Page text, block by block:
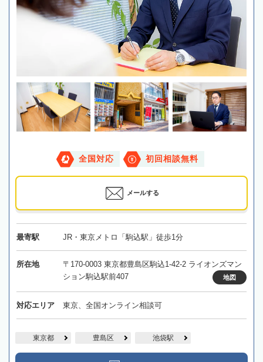
全国対応 初回相談無料
メールする
最寄駅 JR・東京メトロ「駒込駅」徒歩1分
所在地
〒170-0003 東京都豊島区駒込1-42-2 ライオンズマン
ション駒込駅前407
地図
対応エリア 東京、全国オンライン相談可
東京都 豊島区 池袋駅